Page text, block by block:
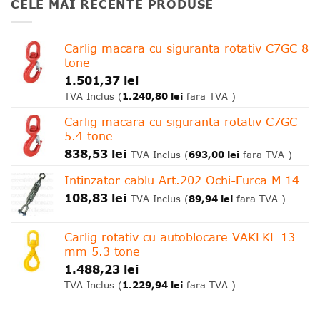
CELE MAI RECENTE PRODUSE
Carlig macara cu siguranta rotativ C7GC 8
tone
1.501,37 lei
TVA Inclus (1.240,80 lei fara TVA )
Carlig macara cu siguranta rotativ C7GC
5.4 tone
838,53 lei TVA Inclus (693,00 lei fara TVA )
Intinzator cablu Art.202 Ochi-Furca M 14
108,83 lei TVA Inclus (89,94 lei fara TVA )
Carlig rotativ cu autoblocare VAKLKL 13
mm 5.3 tone
1.488,23 lei
TVA Inclus (1.229,94 lei fara TVA )